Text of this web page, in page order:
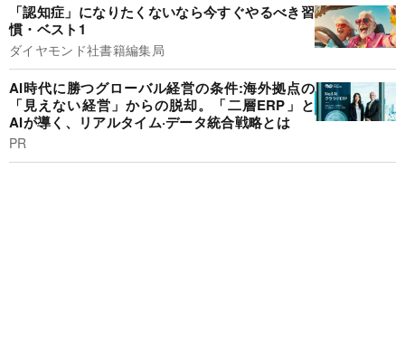
「認知症」になりたくないなら今すぐやるべき習
慣・ベスト1
ダイヤモンド社書籍編集局
AI時代に勝つグローバル経営の条件:海外拠点の
「見えない経営」からの脱却。「二層ERP」と
AIが導く、リアルタイム·データ統合戦略とは
PR